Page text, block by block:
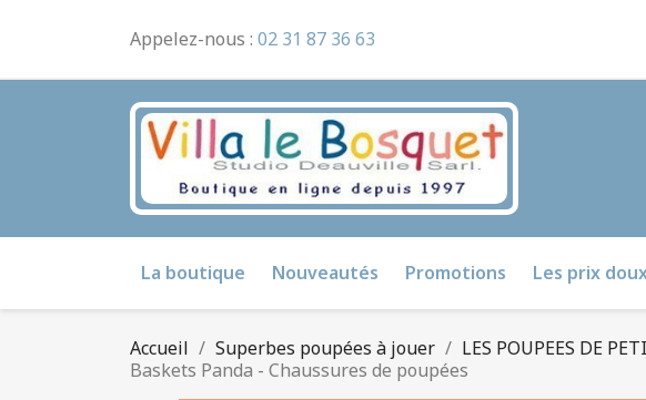
Appelez-nous : 02 31 87 36 63
La boutique Nouveautés Promotions Les prix
Accueil Superbes poupées à jouer LES POUPEES DE
Baskets Panda - Chaussures de poupées